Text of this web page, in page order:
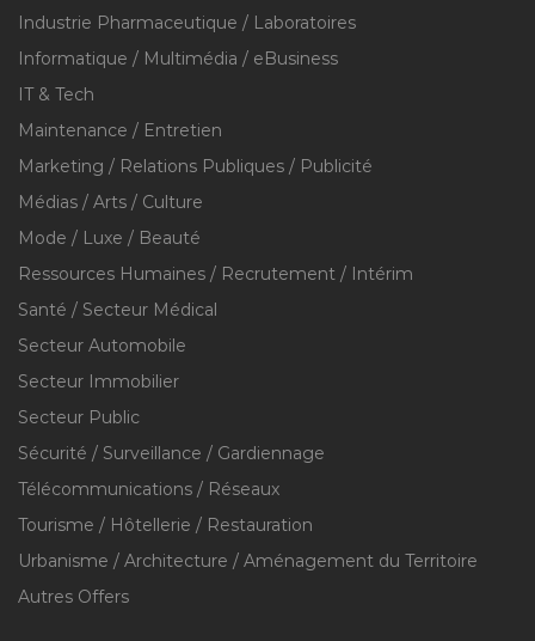
Industrie Pharmaceutique / Laboratoires
Informatique / Multimédia / eBusiness
IT & Tech
Maintenance / Entretien
Marketing / Relations Publiques / Publicité
Médias / Arts / Culture
Mode / Luxe / Beauté
Ressources Humaines / Recrutement / Intérim
Santé / Secteur Médical
Secteur Automobile
Secteur Immobilier
Secteur Public
Sécurité / Surveillance / Gardiennage
Télécommunications / Réseaux
Tourisme / Hôtellerie / Restauration
Urbanisme / Architecture / Aménagement du Territoire
Autres Offers